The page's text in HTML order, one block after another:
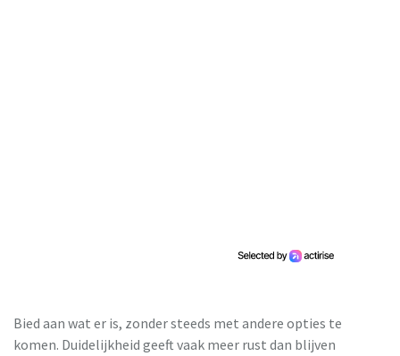
Bied aan wat er is, zonder steeds met andere opties te
komen. Duidelijkheid geeft vaak meer rust dan blijven